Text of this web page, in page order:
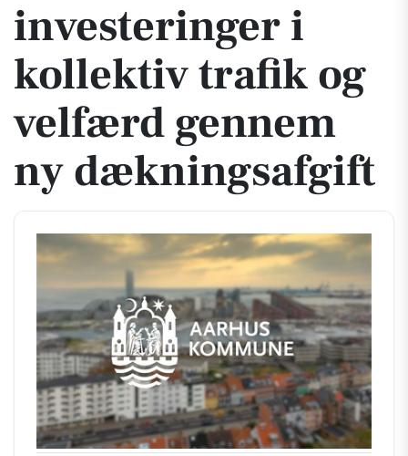
investeringer i
kollektiv trafik og
velfærd gennem
ny dækningsafgift